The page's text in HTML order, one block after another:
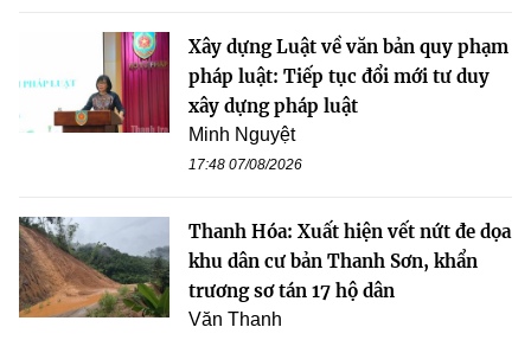
Xây dựng Luật về văn bản quy phạm
pháp luật: Tiếp tục đổi mới tư duy
xây dựng pháp luật
Minh Nguyệt
17:48 07/08/2026
Thanh Hóa: Xuất hiện vết nứt đe dọa
khu dân cư bản Thanh Sơn, khẩn
trương sơ tán 17 hộ dân
Văn Thanh